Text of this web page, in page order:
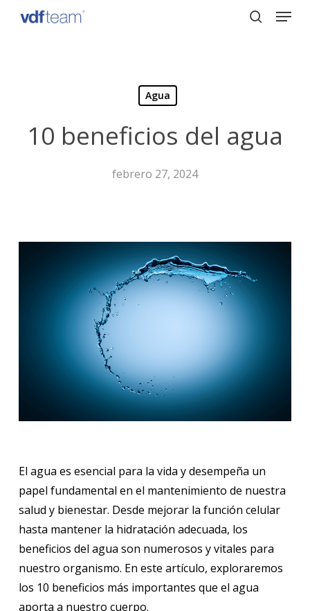
Menu
Agua
10 beneficios del agua
febrero 27, 2024
El agua es esencial para la vida y desempeña un
papel fundamental en el mantenimiento de nuestra
salud y bienestar. Desde mejorar la función celular
hasta mantener la hidratación adecuada, los
beneficios del agua son numerosos y vitales para
nuestro organismo. En este artículo, exploraremos
los 10 beneficios más importantes que el agua
aporta a nuestro cuerpo.